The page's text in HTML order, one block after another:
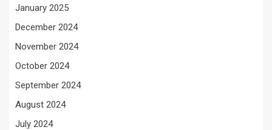
January 2025
December 2024
November 2024
October 2024
September 2024
August 2024
July 2024